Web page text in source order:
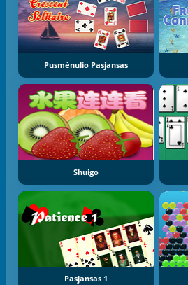
Pusmėnulio Pasjansas
Shuigo
Pasjansas 1